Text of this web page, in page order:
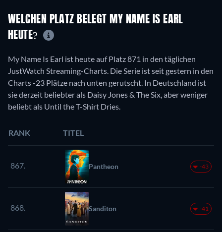
WELCHEN PLATZ BELEGT MY NAME IS EARL
HEUTE?
My Name Is Earl ist heute auf Platz 871 in den täglichen
JustWatch Streaming-Charts. Die Serie ist seit gestern in den
Charts -23 Plätze nach unten gerutscht. In Deutschland ist
sie derzeit beliebter als Daisy Jones & The Six, aber weniger
beliebt als Until the T-Shirt Dries.
RANK TITEL
867. Pantheon -43
868. Sanditon -41